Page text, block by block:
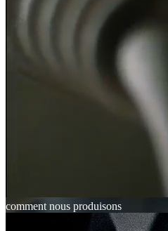
comment nous produisons